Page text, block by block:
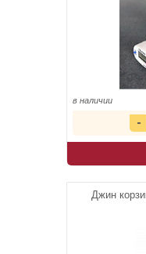
в наличии
Джин